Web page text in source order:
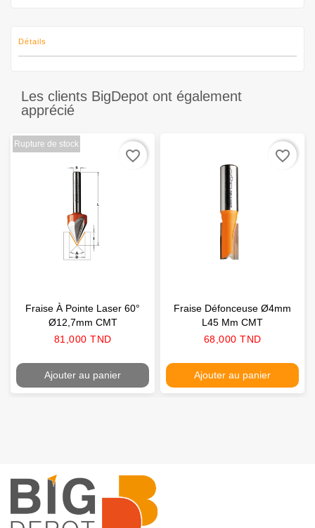
Détails
Les clients BigDepot ont également
apprécié
Rupture de stock
Fraise À Pointe Laser 60°
Ø12,7mm CMT
Prix
81,000 TND
Ajouter au panier
favorite_border
Fraise Défonceuse Ø4mm
L45 Mm CMT
Prix
68,000 TND
Ajouter au panier
favorite_border